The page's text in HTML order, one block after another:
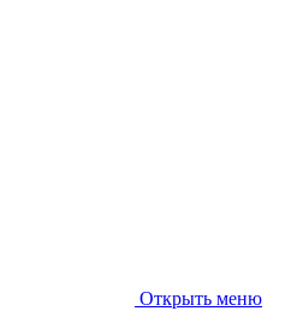
Открыть меню